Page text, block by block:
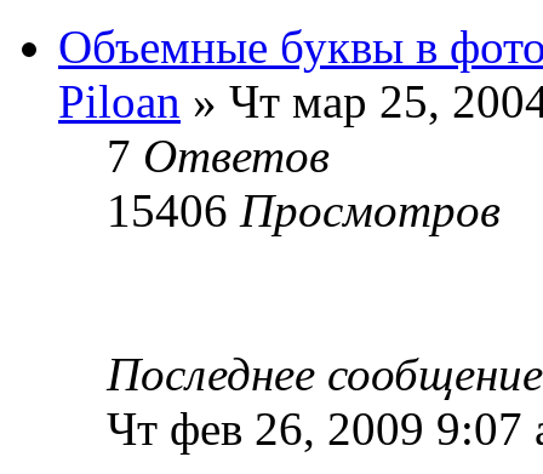
Объемные буквы в
Piloan » Чт мар 25,
7 Ответов
15406 Просмотров
Последнее
Чт фев 26, 2009 9:07